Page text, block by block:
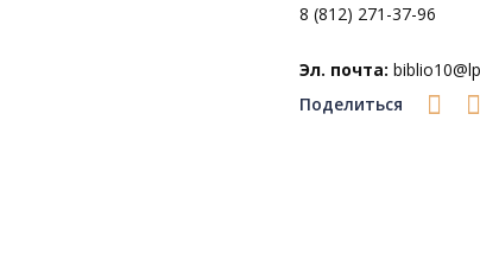
8 (812) 271-37-96
Эл. почта:
Поделиться